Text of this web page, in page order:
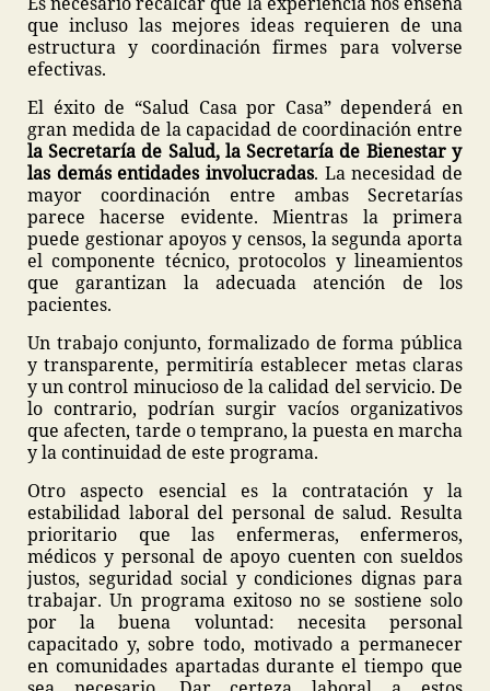
que incluso las mejores ideas requieren de una
estructura y coordinación firmes para volverse
efectivas.
El éxito de “Salud Casa por Casa” dependerá en
gran medida de la capacidad de coordinación entre
la Secretaría de Salud, la Secretaría de Bienestar y
las demás entidades involucradas. La necesidad de
mayor coordinación entre ambas Secretarías
parece hacerse
evidente. Mientras la primera
puede gestionar apoyos y censos, la segunda aporta
el componente técnico, protocolos y lineamientos
que garantizan la adecuada atención de los
pacientes.
Un trabajo conjunto, formalizado de forma pública
y transparente, permitiría establecer metas claras
y un control minucioso de la calidad del servicio. De
lo contrario, podrían surgir vacíos organizativos
que afecten, tarde o temprano, la puesta en marcha
y la continuidad de este programa.
Otro aspecto esencial es la contratación y la
estabilidad laboral del personal de salud. Resulta
prioritario que las enfermeras, enfermeros,
médicos y personal de apoyo cuenten con sueldos
justos, seguridad social y condiciones dignas para
trabajar. Un programa exitoso no se sostiene solo
por la buena voluntad: necesita personal
capacitado y, sobre todo, motivado a permanecer
en comunidades apartadas durante el tiempo que